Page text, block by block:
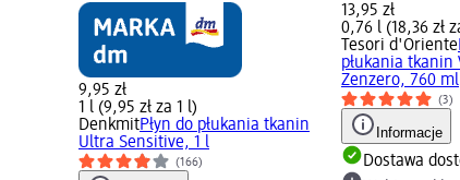
9,95 zł
1 l (9,95 zł za 1 l)
DenkmitPłyn do płukania tkanin
Ultra Sensitive, 1 l
(166)
13,95 zł
0,76 l (18,36 zł
Tesori d'Oriente
płukania tkanin
Zenzero, 760 ml
(3)
Informacje
Dostawa